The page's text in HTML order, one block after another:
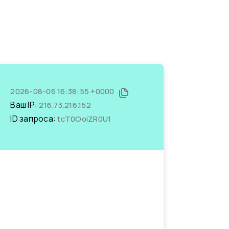
2026-08-06 16:38:55 +0000
Ваш IP:216.73.216.152
ID запроса:tcT0OoiZR0U1